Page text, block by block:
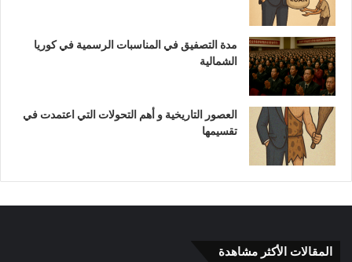
مدة التصفيق في المناسبات الرسمية في كوريا
الشمالية
العصور التاريخية و أهم التحولات التي اعتمدت في
تقسيمها
المقالات الأكثر مشاهدة